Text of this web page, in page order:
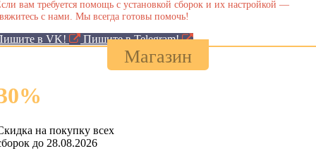
вам требуется помощь с установкой сборок и их настройкой —
с нами. Мы всегда готовы помочь!
в VK! Пишите в Telegram!
Магазин
%
на покупку всех
до 28.08.2026